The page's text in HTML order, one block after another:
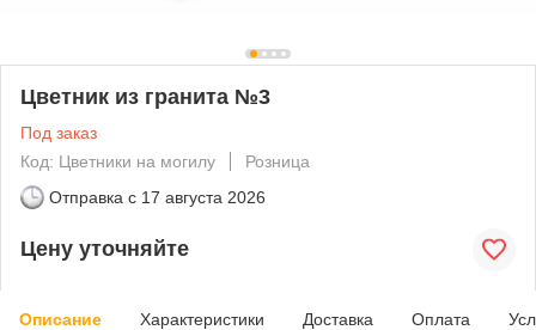
Цветник из гранита №3
Под заказ
Код: Цветники на могилу
Розница
Отправка с 17 августа 2026
Цену уточняйте
Описание Характеристики Доставка Оплата